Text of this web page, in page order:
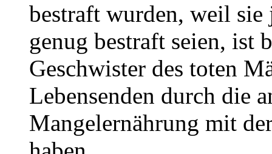
bestraft wurden, weil sie
genug bestraft seien, ist
Geschwister des toten
Lebensenden durch die
Mangelernährung mit